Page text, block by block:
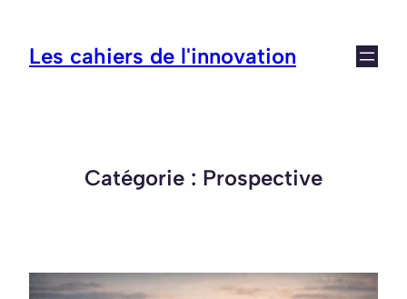
contenu
Les cahiers de l'innovation
Catégorie : Prospective